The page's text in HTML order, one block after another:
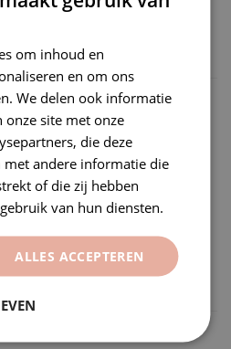
folie
op gebruiken?
voor:
om inhoud en
en om ons
We delen ook informatie
site met onze
die deze
andere informatie die
of die zij hebben
van hun diensten.
ALLES ACCEPTEREN